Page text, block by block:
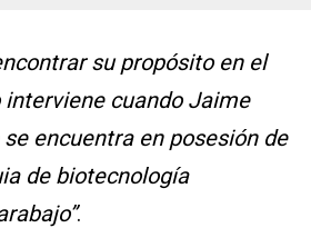
su propósito en el
cuando Jaime
encuentra en posesión de
de biotecnología
.